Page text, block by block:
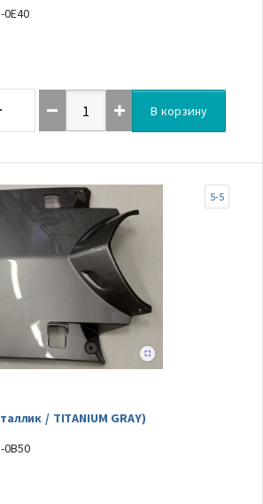
0E40
В корзину
/ TITANIUM GRAY)
5-5
0B50